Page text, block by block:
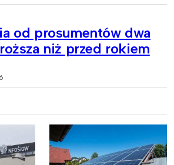
od prosumentów dwa
niż przed rokiem